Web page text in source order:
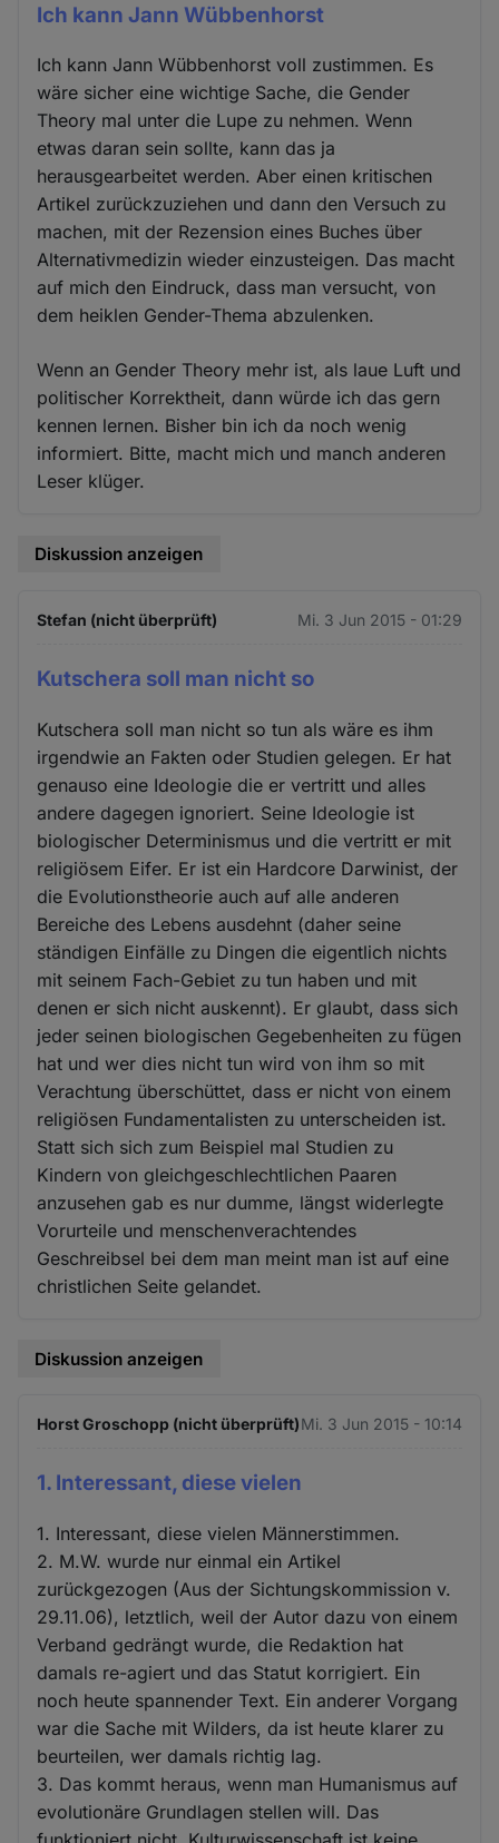
Ich kann Jann Wübbenhorst
Ich kann Jann Wübbenhorst voll zustimmen. Es
wäre sicher eine wichtige Sache, die Gender
Theory mal unter die Lupe zu nehmen. Wenn
etwas daran sein sollte, kann das ja
herausgearbeitet werden. Aber einen kritischen
Artikel zurückzuziehen und dann den Versuch zu
machen, mit der Rezension eines Buches über
Alternativmedizin wieder einzusteigen. Das macht
auf mich den Eindruck, dass man versucht, von
dem heiklen Gender-Thema abzulenken.
Wenn an Gender Theory mehr ist, als laue Luft und
politischer Korrektheit, dann würde ich das gern
kennen lernen. Bisher bin ich da noch wenig
informiert. Bitte, macht mich und manch anderen
Leser klüger.
Diskussion anzeigen
Stefan (nicht überprüft) Mi. 3 Jun 2015 - 01:29
Kutschera soll man nicht so
Kutschera soll man nicht so tun als wäre es ihm
irgendwie an Fakten oder Studien gelegen. Er hat
genauso eine Ideologie die er vertritt und alles
andere dagegen ignoriert. Seine Ideologie ist
biologischer Determinismus und die vertritt er mit
religiösem Eifer. Er ist ein Hardcore Darwinist, der
die Evolutionstheorie auch auf alle anderen
Bereiche des Lebens ausdehnt (daher seine
ständigen Einfälle zu Dingen die eigentlich nichts
mit seinem Fach-Gebiet zu tun haben und mit
denen er sich nicht auskennt). Er glaubt, dass sich
jeder seinen biologischen Gegebenheiten zu fügen
hat und wer dies nicht tun wird von ihm so mit
Verachtung überschüttet, dass er nicht von einem
religiösen Fundamentalisten zu unterscheiden ist.
Statt sich sich zum Beispiel mal Studien zu
Kindern von gleichgeschlechtlichen Paaren
anzusehen gab es nur dumme, längst widerlegte
Vorurteile und menschenverachtendes
Geschreibsel bei dem man meint man ist auf eine
christlichen Seite gelandet.
Diskussion anzeigen
Horst Groschopp (nicht überprüft)Mi. 3 Jun 2015 - 10:14
1. Interessant, diese vielen
1. Interessant, diese vielen Männerstimmen.
2. M.W. wurde nur einmal ein Artikel
zurückgezogen (Aus der Sichtungskommission v.
29.11.06), letztlich, weil der Autor dazu von einem
Verband gedrängt wurde, die Redaktion hat
damals re-agiert und das Statut korrigiert. Ein
noch heute spannender Text. Ein anderer Vorgang
war die Sache mit Wilders, da ist heute klarer zu
beurteilen, wer damals richtig lag.
3. Das kommt heraus, wenn man Humanismus auf
evolutionäre Grundlagen stellen will. Das